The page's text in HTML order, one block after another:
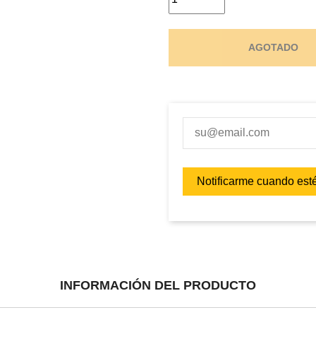
AGOTADO
INFORMACIÓN DEL PRODUCTO